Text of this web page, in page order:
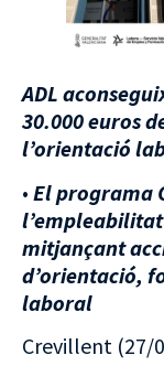
ADL
30.000 euros
l’orientació
• El programa
mitjançant
d’orientació,
laboral
Crevillent (27/